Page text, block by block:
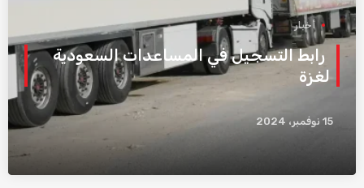
أخبار
رابط التسجيل في المساعدات السعودية
لغزة
15 نوفمبر، 2024